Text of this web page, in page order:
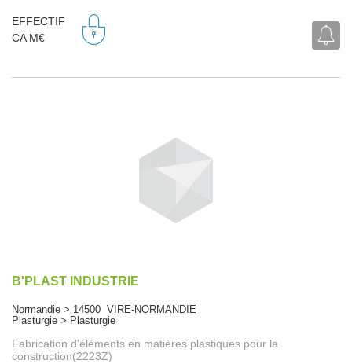
EFFECTIF
CA M€
B'PLAST INDUSTRIE
Normandie > 14500 VIRE-NORMANDIE
Plasturgie > Plasturgie
Fabrication d'éléments en matières plastiques pour la
construction(2223Z)